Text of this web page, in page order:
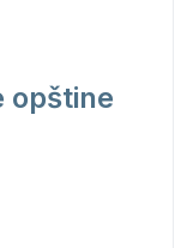
opštine